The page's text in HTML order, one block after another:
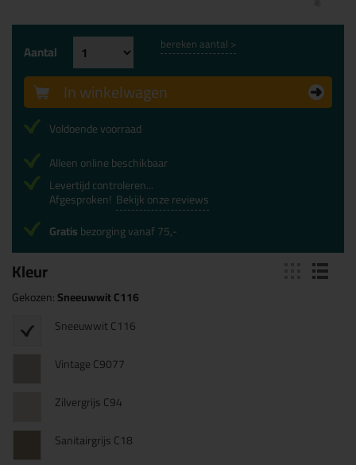
Kleur
Gekozen:Sneeuwwit C116
Sneeuwwit C116
Vintage C9077
Zilvergrijs C94
Sanitairgrijs C18
Aantal bereken aantal >
In winkelwagen
Voldoende voorraad
Alleen online beschikbaar
Levertijd controleren...
Afgesproken! Bekijk onze reviews
Gratisbezorging vanaf 75,-